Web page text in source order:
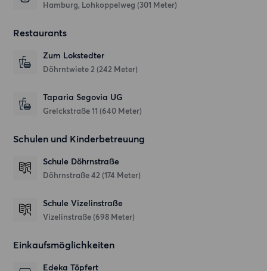
Hamburg, Lohkoppelweg (301 Meter)
Restaurants
Zum Lokstedter
Döhrntwiete 2 (242 Meter)
Taparia Segovia UG
Grelckstraße 11 (640 Meter)
Schulen und Kinderbetreuung
Schule Döhrnstraße
Döhrnstraße 42 (174 Meter)
Schule Vizelinstraße
Vizelinstraße (698 Meter)
Einkaufsmöglichkeiten
Edeka Töpfert